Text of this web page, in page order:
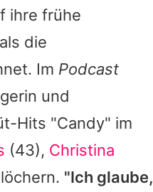
ihre frühe
die
Im Podcast
und
Hits "Candy" im
(43), Christina
"Ich glaube,